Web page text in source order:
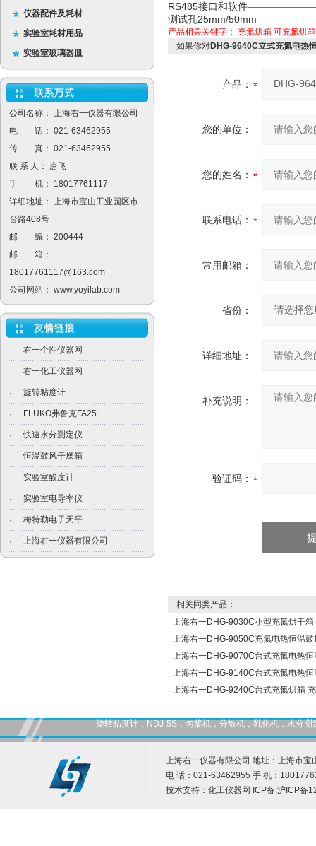
仪器配件及耗材
实验室耗材用品
实验室玻璃器皿
公司名称： 上海右一仪器有限公司
电 话： 021-63462955
传 真： 021-63462955
联 系 人： 唐飞
手 机： 18017761117
详细地址： 上海市宝山工业园区市
台路408号
邮 编： 200444
邮 箱：
18017761117@163.com
公司网站： www.yoyilab.com
· 右一个性仪器网
· 右一化工仪器网
· 旋转粘度计
· FLUKO弗鲁克FA25
· 快速水分测定仪
· 恒温鼓风干燥箱
· 实验室酸度计
· 实验室电导率仪
· 梅特勒电子天平
· 上海右一仪器有限公司
RS485接口和软件
测试孔25mm/50mm
产品相关关键字： 充氮烘箱 可充氮烘箱
如果你对DHG-9640C立式充氮电热
产品：
您的单位：
您的姓名：
联系电话：
常用邮箱：
省份：
详细地址：
补充说明：
验证码：
相关同类产品：
上海右一DHG-9030C小型充氮烘干箱
上海右一DHG-9050C充氮电热恒温鼓
上海右一DHG-9070C台式充氮电热恒
上海右一DHG-9140C台式充氮电热恒
上海右一DHG-9240C台式充氮烘箱
旋转粘度计，NDJ-5S，匀桨机，分散机，乳化机，水分
上海右一仪器有限公司 地址：上海市宝
电 话：021-63462955 手 机：
技术支持： 化工仪器网 ICP备:沪ICP备